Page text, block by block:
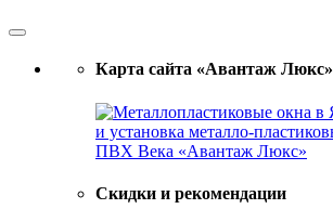
Карта сайта «Авантаж Люкс»
Скидки и рекомендации